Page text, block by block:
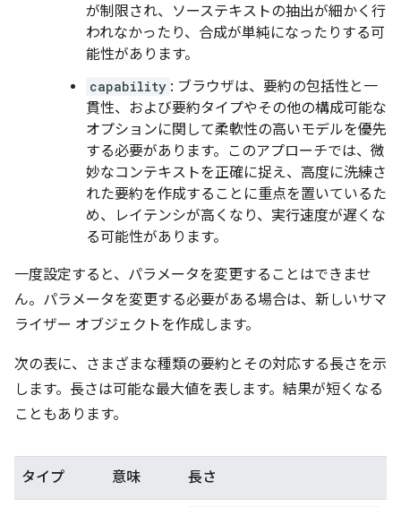
が制限され、ソーステキストの抽出が細かく行
われなかったり、合成が単純になったりする可
能性があります。
capability : ブラウザは、要約の包括性と一
貫性、および要約タイプやその他の構成可能な
オプションに関して柔軟性の高いモデルを優先
する必要があります。このアプローチでは、微
妙なコンテキストを正確に捉え、高度に洗練さ
れた要約を作成することに重点を置いているた
め、レイテンシが高くなり、実行速度が遅くな
る可能性があります。
一度設定すると、パラメータを変更することはできませ
ん。パラメータを変更する必要がある場合は、新しいサマ
ライザー オブジェクトを作成します。
次の表に、さまざまな種類の要約とその対応する長さを示
します。長さは可能な最大値を表します。結果が短くなる
こともあります。
タイプ 意味 長さ